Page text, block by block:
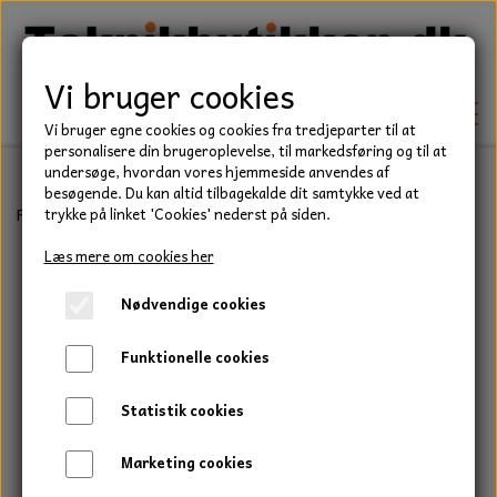
TEKNIK
KILEREMME
LEJER
PAKDÅSER
LÅSERINGE
BEFÆSTELSE
HAVE/PARK
UNIVERSALE REMME TIL PLÆNEKLIPPER OG
HAVETRAKTOR
TRAKTOR/ENTREPRENØR
Forside Befæstelse S-krog S-krog 5 x 50 mm.
Vi bruger cookies
Vi bruger egne cookies og cookies fra tredjeparter til at
personalisere din brugeroplevelse, til markedsføring og til at
undersøge, hvordan vores hjemmeside anvendes af
besøgende. Du kan altid tilbagekalde dit samtykke ved at
trykke på linket 'Cookies' nederst på siden.
Læs mere om cookies her
Nødvendige cookies
Funktionelle cookies
Statistik cookies
Marketing cookies